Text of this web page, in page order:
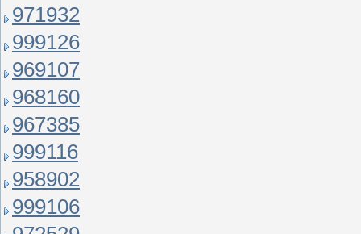
971932
999126
969107
968160
967385
999116
958902
999106